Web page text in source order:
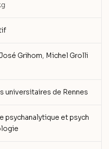
Grihom, Michel Grolli
universitaires de Rennes
psychanalytique et psych